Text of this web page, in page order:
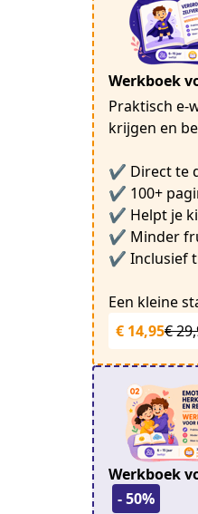
Werkboek
Praktisch e-
krijgen en
✔ Direct te
✔ 100+
✔ Helpt je
✔ Minder
✔ Inclusief
Een kleine
€ 14,95€
Werkboek
- 50%